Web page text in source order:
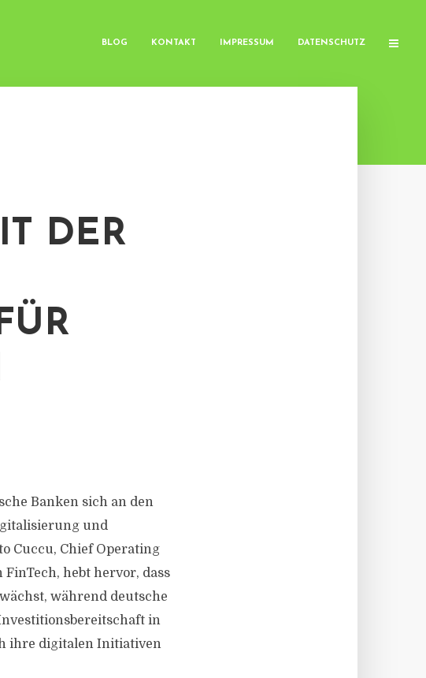
BLOG KONTAKT IMPRESSUM DATENSCHUTZ
DER
Banken sich an den
und
Cuccu, Chief Operating
hebt hervor, dass
während deutsche
in
ihre digitalen Initiativen